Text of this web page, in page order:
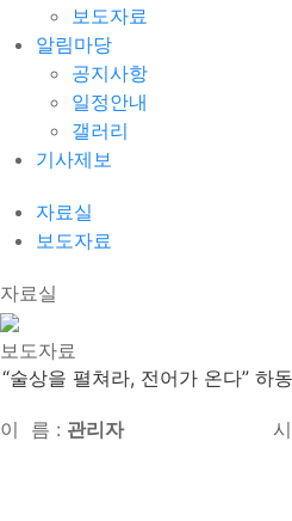
보도자료
알림마당
공지사항
일정안내
갤러리
기사제보
자료실
보도자료
자료실
보도자료
“술상을 펼쳐라, 전어가 온다” 하
이 름 : 관리자